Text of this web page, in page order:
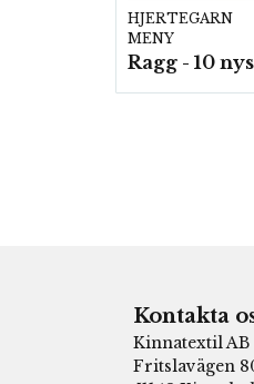
HJERTEGARN
MENY
Kontakta
Kinnatextil AB
Fritslavägen